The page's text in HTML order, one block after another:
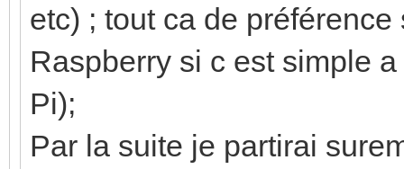
etc) ; tout ca de
Raspberry si c est simple
Pi);
Par la suite je partirai